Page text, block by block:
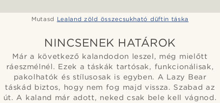
Mutasd Lealand zöld összecsukható düftin táska
NINCSENEK HATÁROK
Már a következő kalandodon leszel, még mielőtt
ráeszmélnél. Ezek a táskák tartósak, funkcionálisak,
pakolhatók és stílusosak is egyben. A Lazy Bear
táskád biztos, hogy nem fog majd vissza. Szabad az
út. A kaland már adott, neked csak bele kell vágnod.